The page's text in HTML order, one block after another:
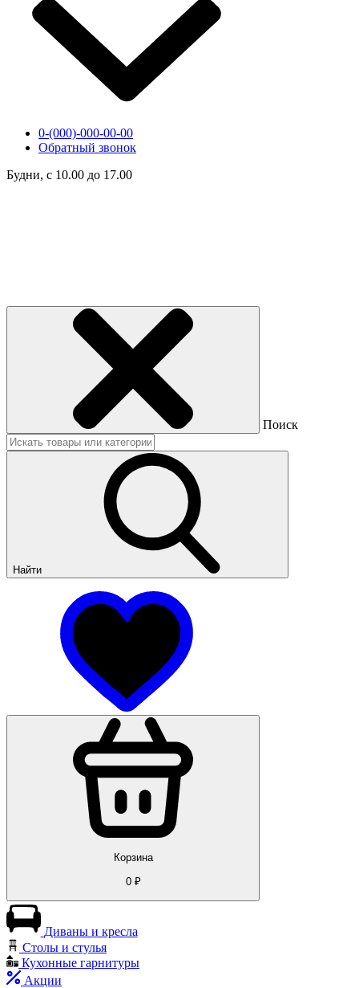
0-(000)-000-00-00
Обратный звонок
Будни, с 10.00 до 17.00
Поиск
Найти
Корзина
0₽
Диваны и кресла
Столы и стулья
Кухонные гарнитуры
Акции